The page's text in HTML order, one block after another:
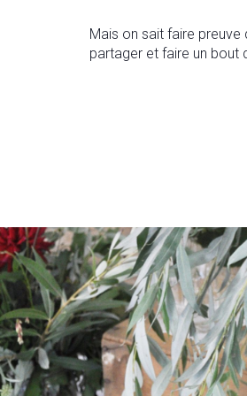
Mais on sait faire preuve
partager et faire un bout